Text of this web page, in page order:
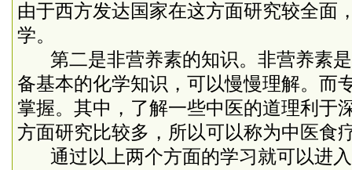
由于西方发达国家在这方面研究较全面
学。
第二是非营养素的知识。非营养素
备基本的化学知识，可以慢慢理解。而
掌握。其中，了解一些中医的道理利于
方面研究比较多，所以可以称为中医食
通过以上两个方面的学习就可以进